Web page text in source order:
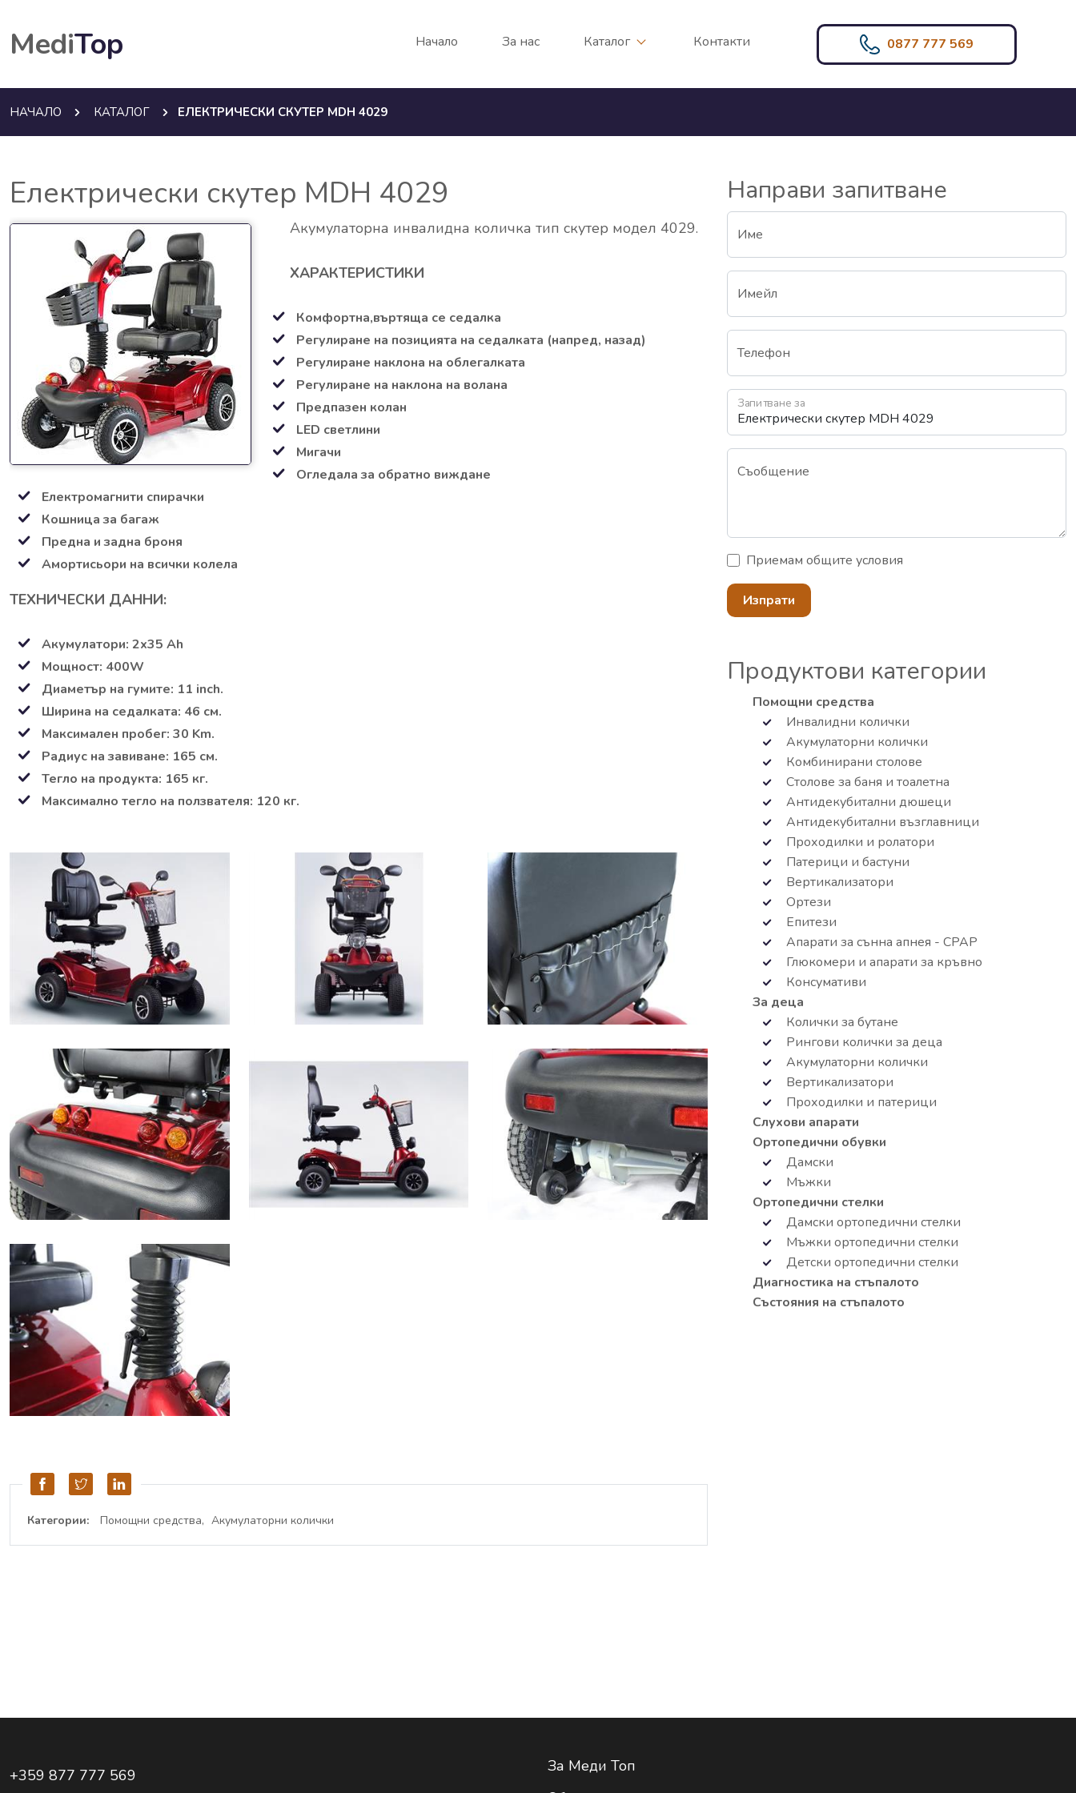
MediTop Начало За нас Каталог Контакти 0877 777 569
НАЧАЛО КАТАЛОГ ЕЛЕКТРИЧЕСКИ СКУТЕР MDH 4029
Електрически скутер MDH 4029
Акумулаторна инвалидна количка тип скутер модел 4029.
ХАРАКТЕРИСТИКИ
Комфортна,въртяща се седалка
Регулиране на позицията на седалката (напред, назад)
Регулиране наклона на облегалката
Регулиране на наклона на волана
Предпазен колан
LED светлини
Мигачи
Огледала за обратно виждане
Електромагнити спирачки
Кошница за багаж
Предна и задна броня
Амортисьори на всички колела
ТЕХНИЧЕСКИ ДАННИ:
Акумулатори: 2х35 Ah
Мощност: 400W
Диаметър на гумите: 11 inch.
Ширина на седалката: 46 см.
Максимален пробег: 30 Km.
Радиус на завиване: 165 см.
Тегло на продукта: 165 кг.
Максимално тегло на ползвателя: 120 кг.
Категории: Помощни средства Акумулаторни колички
Направи запитване
Име
Имейл
Телефон
Запитване за
Съобщение
Приемамобщите условия
Изпрати
Продуктови категории
Помощни средства
Инвалидни колички
Акумулаторни колички
Комбинирани столове
Столове за баня и тоалетна
Антидекубитални дюшеци
Антидекубитални възглавници
Проходилки и ролатори
Патерици и бастуни
Вертикализатори
Ортези
Епитези
Апарати за сънна апнея - СРАР
Глюкомери и апарати за кръвно
Консумативи
За деца
Колички за бутане
Рингови колички за деца
Акумулаторни колички
Вертикализатори
Проходилки и патерици
Слухови апарати
Ортопедични обувки
Дамски
Мъжки
Ортопедични стелки
Дамски ортопедични стелки
Мъжки ортопедични стелки
Детски ортопедични стелки
Диагностика на стъпалото
Състояния на стъпалото
+359 877 777 569
За Меди Топ